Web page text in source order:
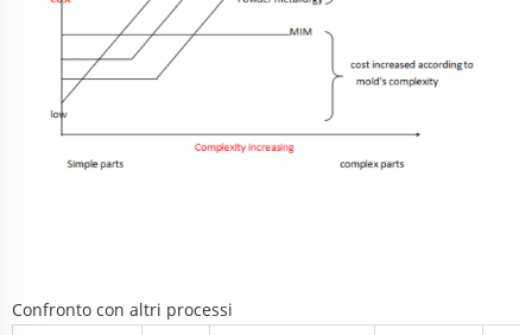
Confronto con altri processi